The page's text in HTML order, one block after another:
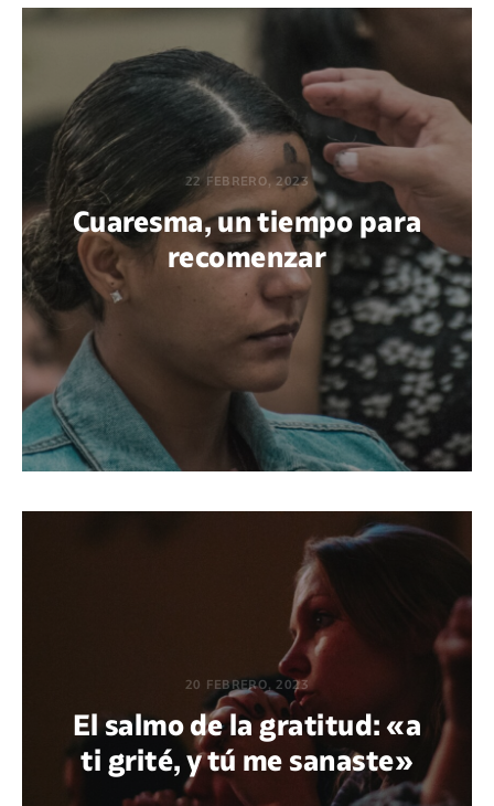
22 FEBRERO, 2023
Cuaresma, un tiempo para
recomenzar
POR GUADALUPE ARAYA
20 FEBRERO, 2023
El salmo de la gratitud: «a
ti grité, y tú me sanaste»
POR ERNESTO CAMARENA